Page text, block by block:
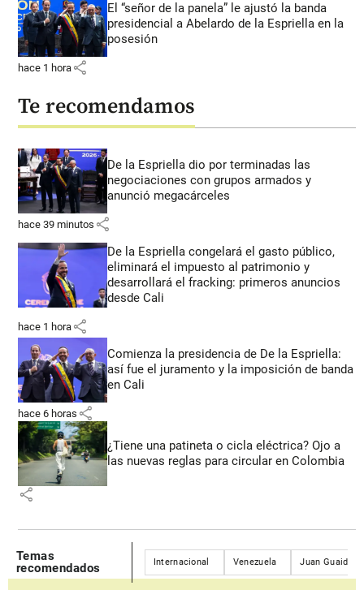
El “señor de la panela” le ajustó la banda
presidencial a Abelardo de la Espriella en la
posesión
hace 1 hora share
Te recomendamos
De la Espriella dio por terminadas las
negociaciones con grupos armados y
anunció megacárceles
hace 39 minutos share
De la Espriella congelará el gasto público,
eliminará el impuesto al patrimonio y
desarrollará el fracking: primeros anuncios
desde Cali
hace 1 hora share
Comienza la presidencia de De la Espriella:
así fue el juramento y la imposición de banda
en Cali
hace 6 horas share
¿Tiene una patineta o cicla eléctrica? Ojo a
las nuevas reglas para circular en Colombia
share
Temas
recomendados
Internacional Venezuela Juan Guaidó